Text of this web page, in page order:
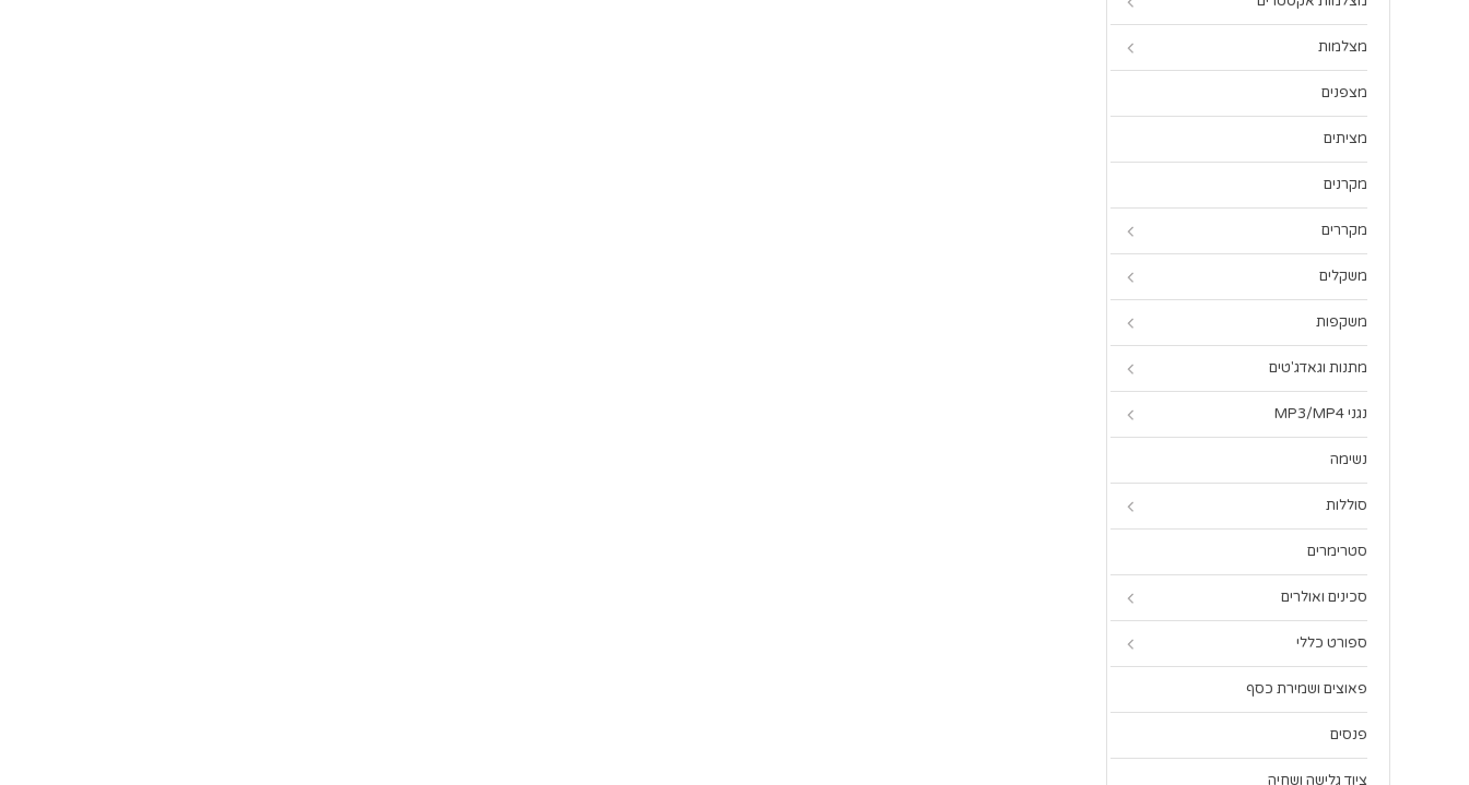
מצלמות
מצפנים
מציתים
מקרנים
מקררים
משקלים
משקפות
מתנות וגאדג'טים
נגני MP3/MP4
נשימה
סוללות
סטרימרים
סכינים ואולרים
ספורט כללי
פאוצים ושמירת כסף
פנסים
ציוד גלישה ושחיה